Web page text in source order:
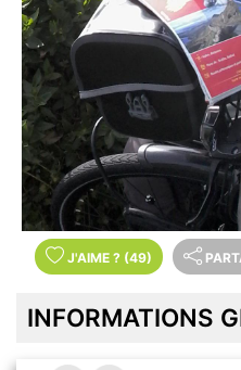
J'AIME ? (49)
INFORMATIONS